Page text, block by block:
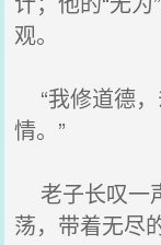
观。
“我修道德
情。”
老子长叹一
荡，带着无尽